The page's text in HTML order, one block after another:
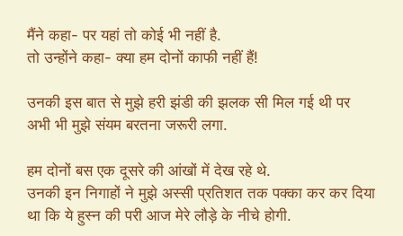
मैंने कहा- पर यहां तो कोई भी नहीं है.
तो उन्होंने कहा- क्या हम दोनों काफी नहीं हैं!
उनकी इस बात से मुझे हरी झंडी की झलक सी मिल गई थी पर
अभी भी मुझे संयम बरतना जरूरी लगा.
हम दोनों बस एक दूसरे की आंखों में देख रहे थे.
उनकी इन निगाहों ने मुझे अस्सी प्रतिशत तक पक्का कर कर दिया
था कि ये हुस्न की परी आज मेरे लौड़े के नीचे होगी.